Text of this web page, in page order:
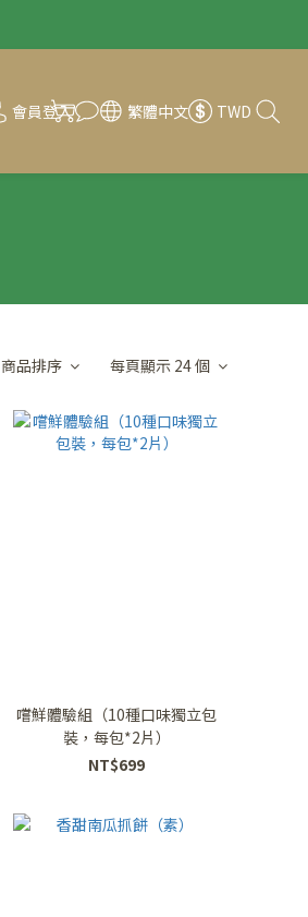
會員登入
繁體中文 TWD
商品排序 每頁顯示 24 個
嚐鮮體驗組（10種口味獨立包
裝，每包*2片）
NT$699